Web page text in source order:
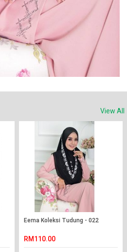
View All
Eema Koleksi Tudung - 022
RM110.00